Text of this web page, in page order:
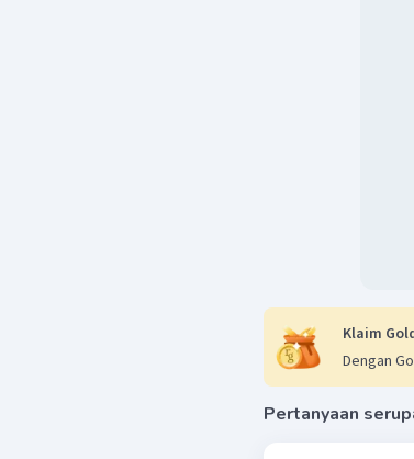
Klaim
Dengan
Pertanyaan